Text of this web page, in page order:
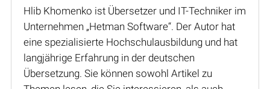
Hlib Khomenko ist Übersetzer und IT-Techniker im
Unternehmen „Hetman Software“. Der Autor hat
eine spezialisierte Hochschulausbildung und hat
langjährige Erfahrung in der deutschen
Übersetzung. Sie können sowohl Artikel zu